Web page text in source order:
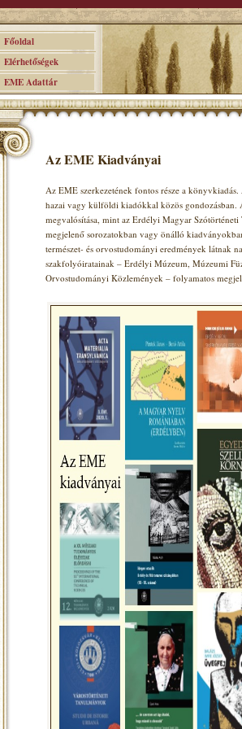
Főoldal
Elérhetőségek
EME Adattár
Az EME Kiadványai
Az EME szerkezetének fontos része a
hazai vagy külföldi kiadókkal közös gondozásban.
megvalósítása, mint az Erdélyi Magyar
megjelenő sorozatokban vagy önálló
természet- és orvostudományi eredmények látnak
szakfolyóiratainak – Erdélyi Múzeum, Múzeumi
Orvostudományi Közlemények – folyamatos